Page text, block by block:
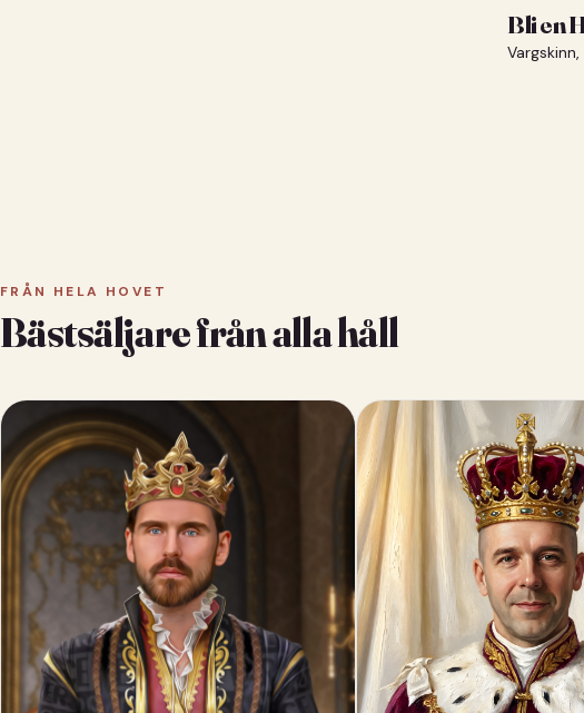
Bli en
FRÅN HELA HOVET
Bästsäljare från alla håll